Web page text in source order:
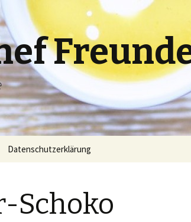
Datenschutzerklärung
Schoko